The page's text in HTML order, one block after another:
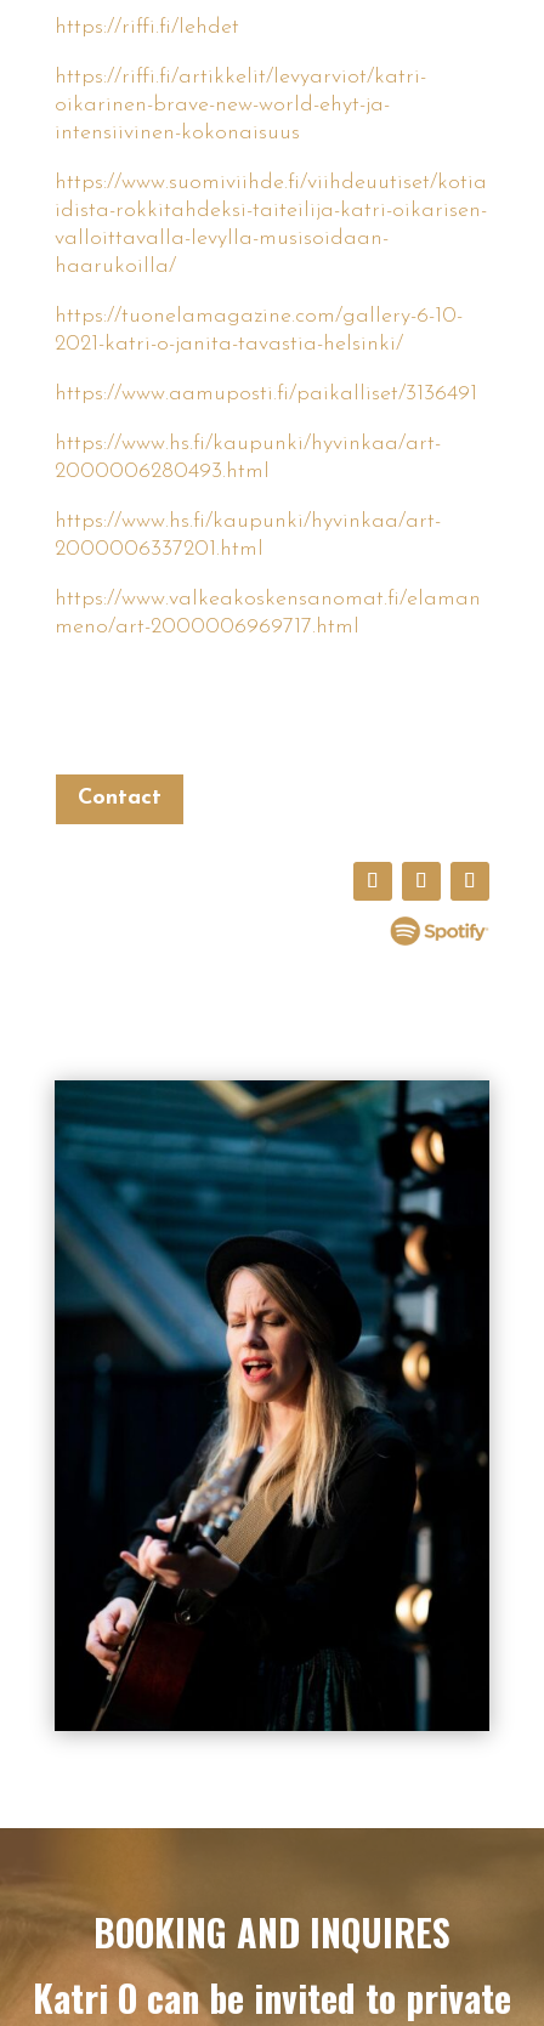
https://riffi.fi/lehdet
https://riffi.fi/artikkelit/levyarviot/katri-
oikarinen-brave-new-world-ehyt-ja-
intensiivinen-kokonaisuus
https://www.suomiviihde.fi/viihdeuutiset/kotia
idista-rokkitahdeksi-taiteilija-katri-oikarisen-
valloittavalla-levylla-musisoidaan-
haarukoilla/
https://tuonelamagazine.com/gallery-6-10-
2021-katri-o-janita-tavastia-helsinki/
https://www.aamuposti.fi/paikalliset/3136491
https://www.hs.fi/kaupunki/hyvinkaa/art-
2000006280493.html
https://www.hs.fi/kaupunki/hyvinkaa/art-
2000006337201.html
https://www.valkeakoskensanomat.fi/elaman
meno/art-2000006969717.html
Contact
BOOKING AND INQUIRES
Katri O can be invited to private